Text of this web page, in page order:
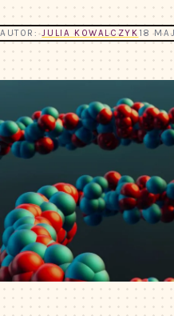
AUTOR:JULIA KOWALCZYK 18